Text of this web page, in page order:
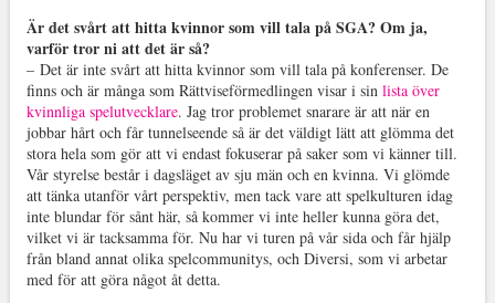
Är det svårt att hitta kvinnor som vill tala på SGA? Om ja,
varför tror ni att det är så?
– Det är inte svårt att hitta kvinnor som vill tala på konferenser. De
finns och är många som Rättviseförmedlingen visar i sin lista över
kvinnliga spelutvecklare. Jag tror problemet snarare är att när en
jobbar hårt och får tunnelseende så är det väldigt lätt att glömma det
stora hela som gör att vi endast fokuserar på saker som vi känner till.
Vår styrelse består i dagsläget av sju män och en kvinna. Vi glömde
att tänka utanför vårt perspektiv, men tack vare att spelkulturen idag
inte blundar för sånt här, så kommer vi inte heller kunna göra det,
vilket vi är tacksamma för. Nu har vi turen på vår sida och får hjälp
från bland annat olika spelcommunitys, och Diversi, som vi arbetar
med för att göra något åt detta.